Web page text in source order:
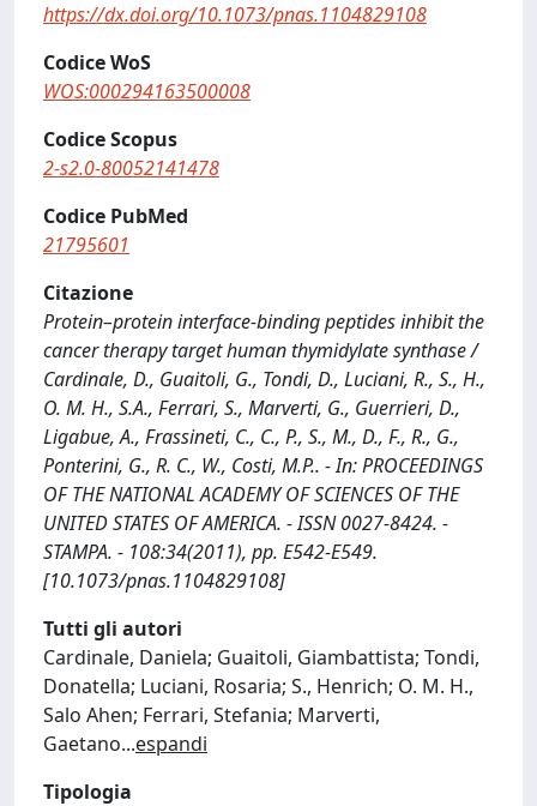
https://dx.doi.org/10.1073/pnas.1104829108
Codice WoS
WOS:000294163500008
Codice Scopus
2-s2.0-80052141478
Codice PubMed
21795601
Citazione
Protein–protein interface-binding peptides inhibit the
cancer therapy target human thymidylate synthase /
Cardinale, D., Guaitoli, G., Tondi, D., Luciani, R., S., H.,
O. M. H., S.A., Ferrari, S., Marverti, G., Guerrieri, D.,
Ligabue, A., Frassineti, C., C., P., S., M., D., F., R., G.,
Ponterini, G., R. C., W., Costi, M.P.. - In: PROCEEDINGS
OF THE NATIONAL ACADEMY OF SCIENCES OF THE
UNITED STATES OF AMERICA. - ISSN 0027-8424. -
STAMPA. - 108:34(2011), pp. E542-E549.
[10.1073/pnas.1104829108]
Tutti gli autori
Cardinale, Daniela; Guaitoli, Giambattista; Tondi,
Donatella; Luciani, Rosaria; S., Henrich; O. M. H.,
Salo Ahen; Ferrari, Stefania; Marverti,
Gaetano...espandi
Tipologia